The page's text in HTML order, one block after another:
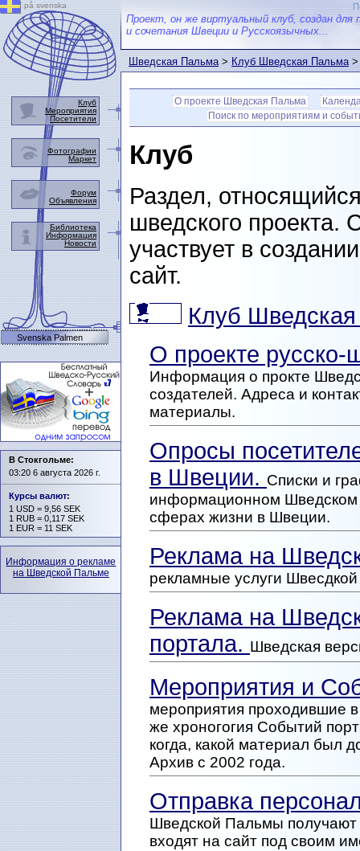
Проект, он же виртуальный клуб, создан для
и сочетания Швеции и Русскоязычных...
Шведская Пальма>Клуб Шведская Пальма>
О проекте Шведская Пальма
Поиск по мероприятиям и
Клуб
Раздел,
шведского проекта.
участвует в
сайт.
Клуб
О проекте русско-
Информация о прокте
создателей. Адреса и
материалы.
Опросы
в Швеции. Списки и
информационном
сферах жизни в Швеции.
Реклама на
рекламные услуги
Реклама на
портала. Шведская
Мероприятия и
мероприятия проходившие
же хроногогия Событий
когда, какой материал был
Архив с 2002 года.
Отправка
Шведской Пальмы
входят на сайт под своим
på svenska
Клуб
Мероприятия
Посетители
Фотографии
Маркет
Форум
Объявления
Библиотека
Информация
Новости
Svenska Palmen
В Стокгольме:
03:20 6 августа 2026 г.
Курсы валют:
1 USD = 9,56 SEK
1 RUB = 0,117 SEK
1 EUR = 11 SEK
Информация о рекламе
на Шведской Пальме